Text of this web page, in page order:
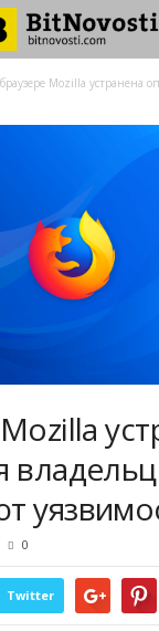
Mozilla устранена
0
Twitter